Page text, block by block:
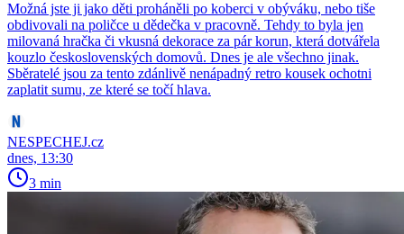
Možná jste ji jako děti proháněli po koberci v obýváku, nebo tiše
obdivovali na poličce u dědečka v pracovně. Tehdy to byla jen
milovaná hračka či vkusná dekorace za pár korun, která dotvářela
kouzlo československých domovů. Dnes je ale všechno jinak.
Sběratelé jsou za tento zdánlivě nenápadný retro kousek ochotni
zaplatit sumu, ze které se točí hlava.
NESPECHEJ.cz
dnes, 13:30
3 min